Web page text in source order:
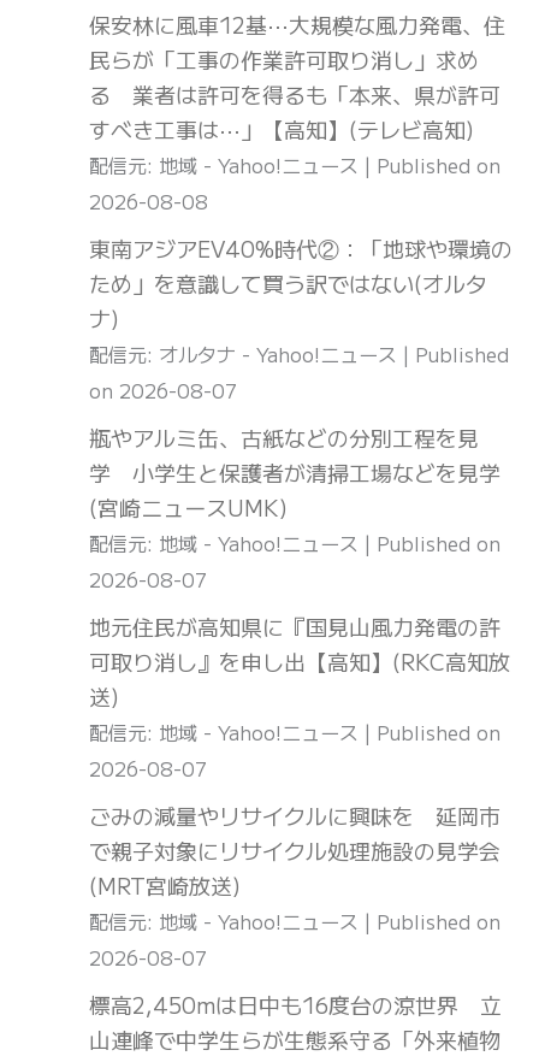
保安林に風車12基⋯大規模な風力発電、住
民らが「工事の作業許可取り消し」求め
る 業者は許可を得るも「本来、県が許可
すべき工事は⋯」【高知】(テレビ高知)
配信元: 地域 - Yahoo!ニュース
Published on
2026-08-08
東南アジアEV40%時代②：「地球や環境の
ため」を意識して買う訳ではない(オルタ
ナ)
配信元: オルタナ - Yahoo!ニュース
Published
on 2026-08-07
瓶やアルミ缶、古紙などの分別工程を見
学 小学生と保護者が清掃工場などを見学
(宮崎ニュースUMK)
配信元: 地域 - Yahoo!ニュース
Published on
2026-08-07
地元住民が高知県に『国見山風力発電の許
可取り消し』を申し出【高知】(RKC高知放
送)
配信元: 地域 - Yahoo!ニュース
Published on
2026-08-07
ごみの減量やリサイクルに興味を 延岡市
で親子対象にリサイクル処理施設の見学会
(MRT宮崎放送)
配信元: 地域 - Yahoo!ニュース
Published on
2026-08-07
標高2,450mは日中も16度台の涼世界 立
山連峰で中学生らが生態系守る「外来植物